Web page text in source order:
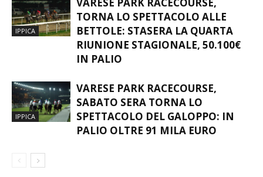
VARESE PARK RACECOURSE,
TORNA LO SPETTACOLO ALLE
BETTOLE: STASERA LA QUARTA
RIUNIONE STAGIONALE, 50.100€
VARESE PARK RACECOURSE,
SABATO SERA TORNA LO
SPETTACOLO DEL GALOPPO: IN